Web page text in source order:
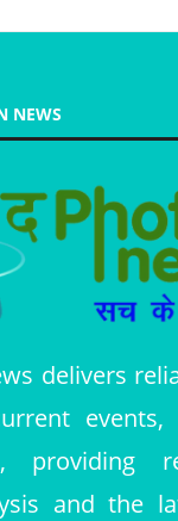
NEWS
delivers
events,
providing
and the